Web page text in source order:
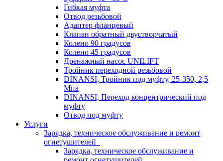
Гибкая муфта
Отвод резьбовой
Адаптер фланцевый
Клапан обратный двустворчатый
Колено 90 градусов
Колено 45 градусов
Дренажный насос UNILIFT
Тройник переходной резьбовой
DINANSI, Тройник под муфту, 25-350, 2,5
Мпа
DINANSI, Переход концентрический под
муфту
Отвод под муфту
Услуги
Зарядка, техническое обслуживание и ремонт
огнетушителей
Зарядка, техническое обслуживание и